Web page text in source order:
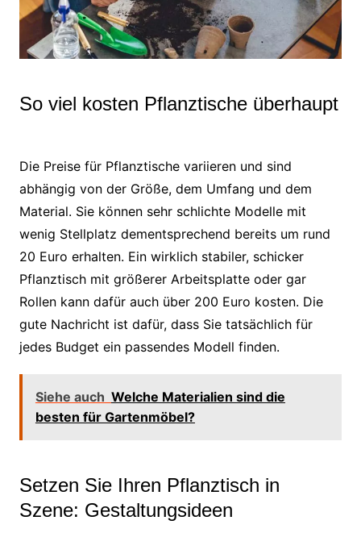
So viel kosten Pflanztische überhaupt
Die Preise für Pflanztische variieren und sind
abhängig von der Größe, dem Umfang und dem
Material. Sie können sehr schlichte Modelle mit
wenig Stellplatz dementsprechend bereits um rund
20 Euro erhalten. Ein wirklich stabiler, schicker
Pflanztisch mit größerer Arbeitsplatte oder gar
Rollen kann dafür auch über 200 Euro kosten. Die
gute Nachricht ist dafür, dass Sie tatsächlich für
jedes Budget ein passendes Modell finden.
Siehe auch Welche Materialien sind die
besten für Gartenmöbel?
Setzen Sie Ihren Pflanztisch in
Szene: Gestaltungsideen